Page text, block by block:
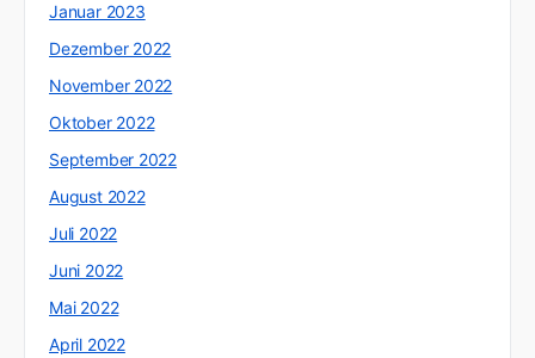
Januar 2023
Dezember 2022
November 2022
Oktober 2022
September 2022
August 2022
Juli 2022
Juni 2022
Mai 2022
April 2022